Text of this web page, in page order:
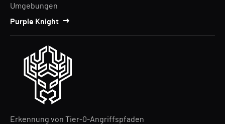
Umgebungen
Purple Knight
Erkennung von Tier-0-Angriffspfaden